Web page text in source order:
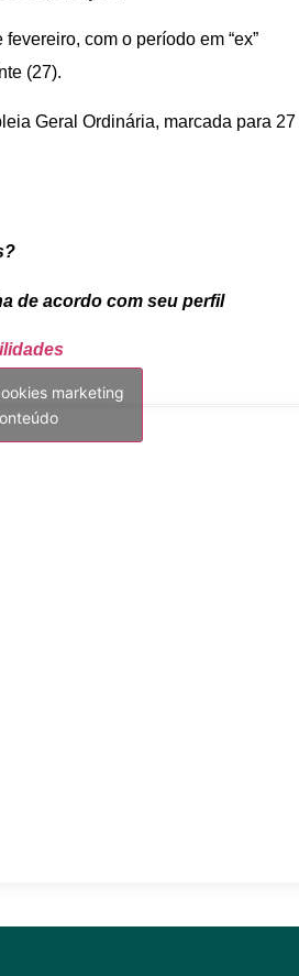
com o período em “ex”
(27).
Geral Ordinária, marcada para 27
de acordo com seu perfil
marketing